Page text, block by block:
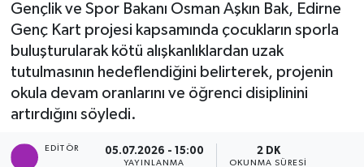
Gençlik ve Spor Bakanı Osman Aşkın Bak, Edirne
Genç Kart projesi kapsamında çocukların sporla
buluşturularak kötü alışkanlıklardan uzak
tutulmasının hedeflendiğini belirterek, projenin
okula devam oranlarını ve öğrenci disiplinini
artırdığını söyledi.
EDITÖR 05.07.2026 - 15:00
YAYINLANMA
2 DK
OKUNMA SÜRESI
Diğer
Dünya
Eğitim
Ekonomi
Tüm Manşetler
Son Dakika Haberleri
Haber Arşivi